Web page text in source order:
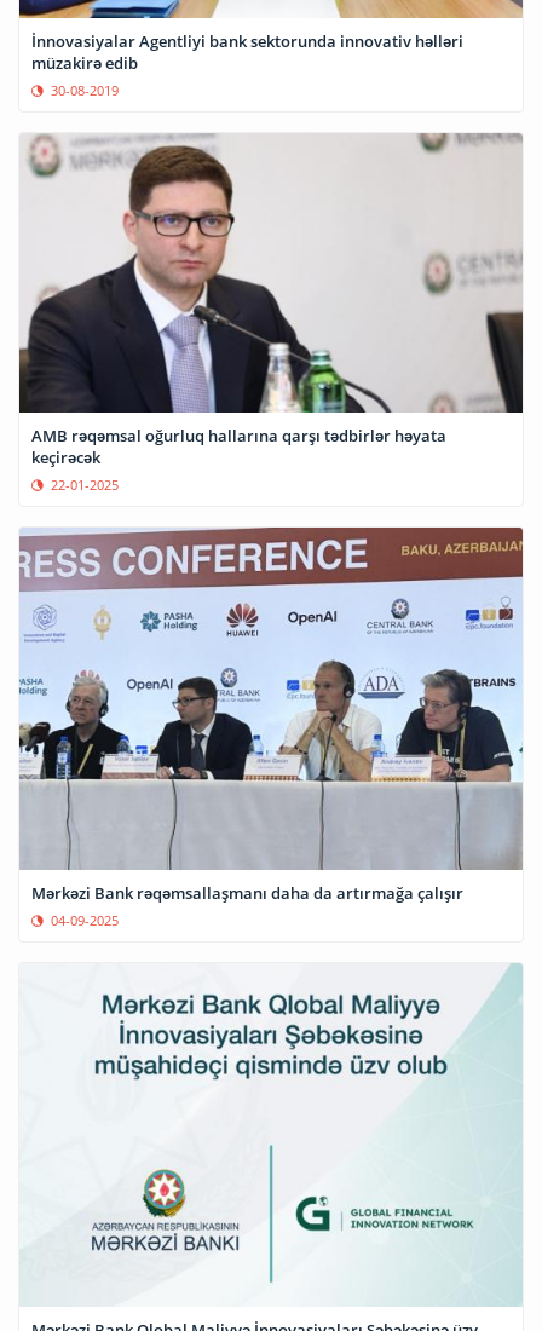
İnnovasiyalar Agentliyi bank sektorunda innovativ həlləri
müzakirə edib
30-08-2019
AMB rəqəmsal oğurluq hallarına qarşı tədbirlər həyata
keçirəcək
22-01-2025
Mərkəzi Bank rəqəmsallaşmanı daha da artırmağa çalışır
04-09-2025